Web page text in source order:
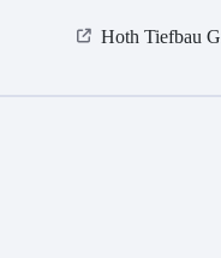
Hoth Tiefbau